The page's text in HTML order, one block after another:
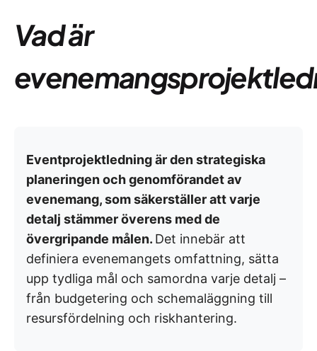
Vad är
Eventprojektledning är den strategiska
planeringen och genomförandet av
evenemang, som säkerställer att varje
detalj stämmer överens med de
övergripande målen. Det innebär att
definiera evenemangets omfattning, sätta
upp tydliga mål och samordna varje detalj –
från budgetering och schemaläggning till
resursfördelning och riskhantering.